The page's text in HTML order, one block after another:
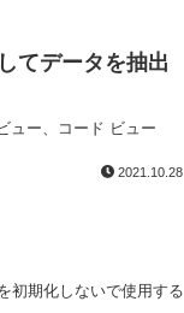
てデータを抽出
ュー、コード ビュー
2021.10.28
初期化しないで使用する